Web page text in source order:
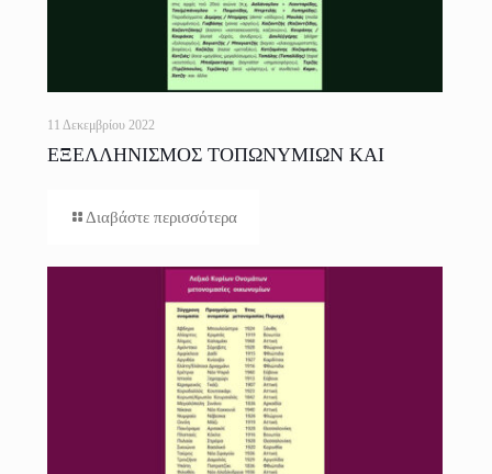
11 Δεκεμβρίου 2022
ΕΞΕΛΛΗΝΙΣΜΟΣ ΤΟΠΩΝΥΜΙΩΝ ΚΑΙ
Διαβάστε περισσότερα